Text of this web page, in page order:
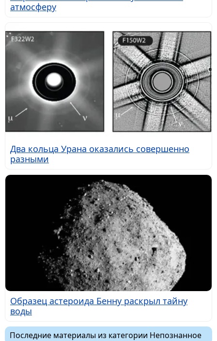
атмосферу
Два кольца Урана оказались совершенно
разными
Образец астероида Бенну раскрыл тайну
воды
Последние материалы из категории Непознанное